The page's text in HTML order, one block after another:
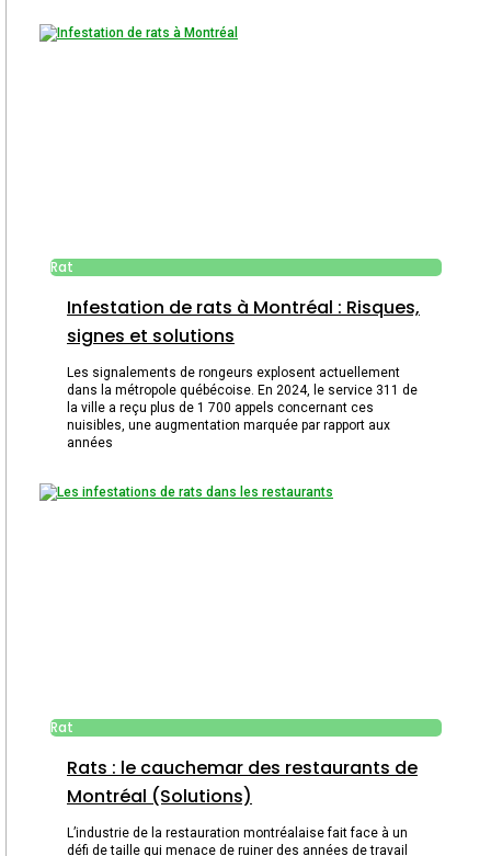
Rat
Infestation de rats à Montréal : Risques,
signes et solutions
Les signalements de rongeurs explosent actuellement
dans la métropole québécoise. En 2024, le service 311 de
la ville a reçu plus de 1 700 appels concernant ces
nuisibles, une augmentation marquée par rapport aux
années
Rat
Rats : le cauchemar des restaurants de
Montréal (Solutions)
L’industrie de la restauration montréalaise fait face à un
défi de taille qui menace de ruiner des années de travail